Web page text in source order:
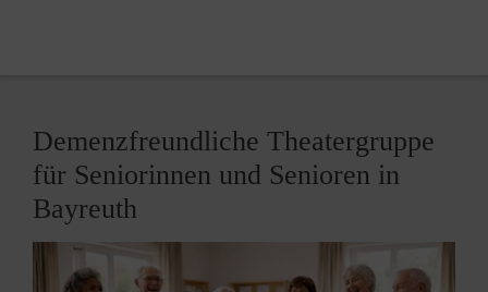
Demenzfreundliche Theatergruppe
für Seniorinnen und Senioren in
Bayreuth